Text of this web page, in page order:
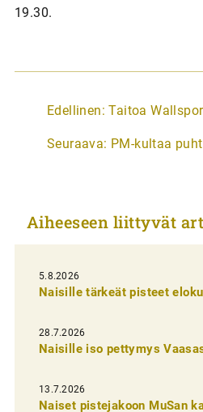
19.30.
A
t
k
e
l
i
e
n
e
Edellinen: Taitoa
Seuraava: PM-kultaa
Aiheeseen liittyvät
5.8.2026
Naisille tärkeät pisteet
28.7.2026
Naisille iso pettymys
13.7.2026
Naiset pistejakoon MuSan